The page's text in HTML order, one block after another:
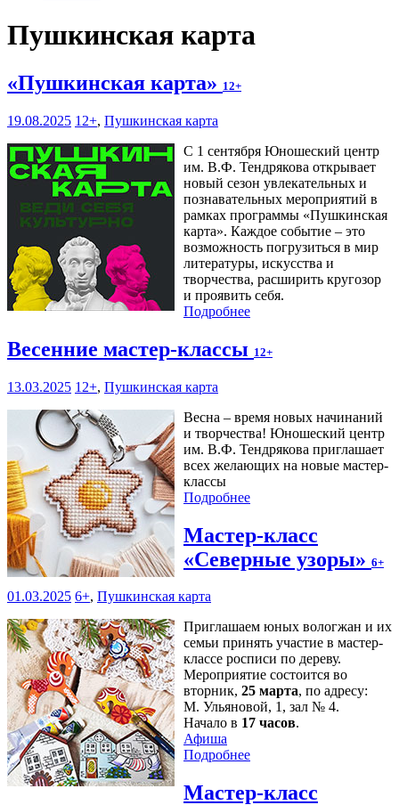
Пушкинская карта
«Пушкинская карта» 12+
19.08.2025 12+, Пушкинская карта
С 1 сентября Юношеский центр
им. В.Ф. Тендрякова открывает
новый сезон увлекательных и
познавательных мероприятий в
рамках программы «Пушкинская
карта». Каждое событие – это
возможность погрузиться в мир
литературы, искусства и
творчества, расширить кругозор
и проявить себя.
Подробнее
Весенние мастер-классы 12+
13.03.2025 12+, Пушкинская карта
Весна – время новых начинаний
и творчества! Юношеский центр
им. В.Ф. Тендрякова приглашает
всех желающих на новые мастер-
классы
Подробнее
Мастер-класс
«Северные узоры» 6+
01.03.2025 6+, Пушкинская карта
Приглашаем юных вологжан и их
семьи принять участие в мастер-
классе росписи по дереву.
Мероприятие состоится во
вторник, 25 марта, по адресу:
М. Ульяновой, 1, зал № 4.
Начало в 17 часов.
Афиша
Подробнее
Мастер-класс